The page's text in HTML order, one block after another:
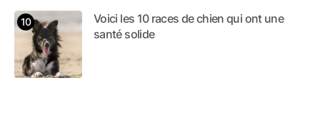
Voici les 10 races de chien qui ont une
santé solide